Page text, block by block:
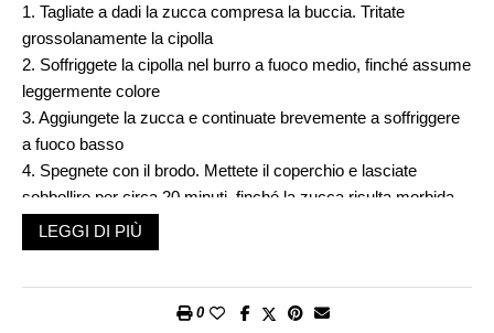
1. Tagliate a dadi la zucca compresa la buccia. Tritate
grossolanamente la cipolla
2. Soffriggete la cipolla nel burro a fuoco medio, finché assume
leggermente colore
3. Aggiungete la zucca e continuate brevemente a soffriggere
a fuoco basso
4. Spegnete con il brodo. Mettete il coperchio e lasciate
sobbollire per circa 20 minuti, finché la zucca risulta morbida
5. Incorporate 2/3 della panna semigrassa, poi riducete la
zuppa in purea con il frullatore a immersione. Condite con sale,
6. Montate la panna restante. Disponete la zuppa nei piatti,
LEGGI DI PIÙ
0